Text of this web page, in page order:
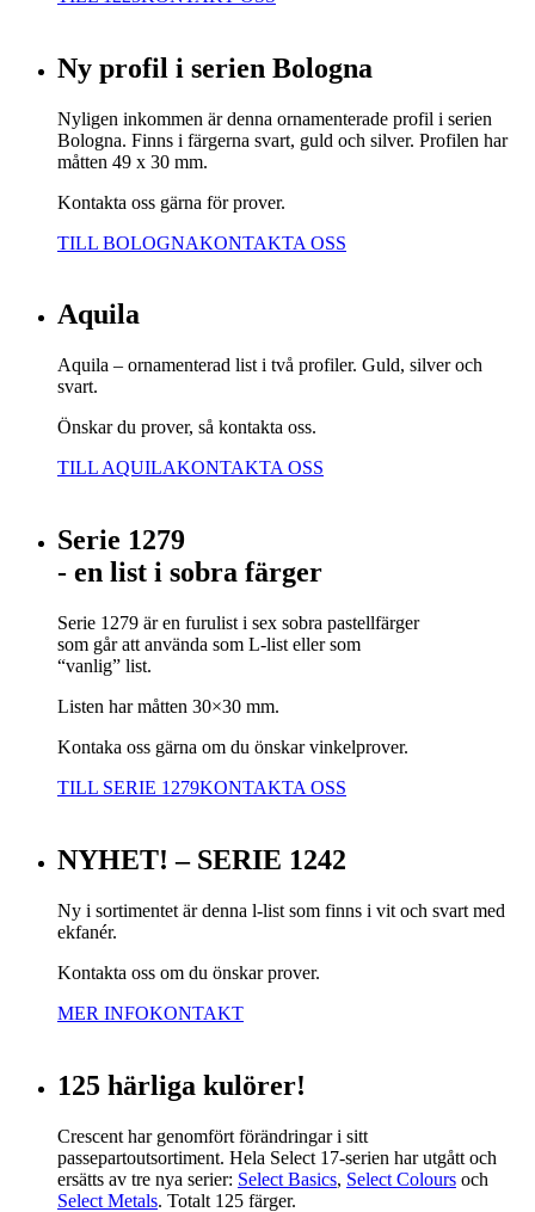
Ny profil i serien Bologna
Nyligen inkommen är denna ornamenterade profil i serien
Bologna. Finns i färgerna svart, guld och silver. Profilen har
måtten 49 x 30 mm.
Kontakta oss gärna för prover.
TILL BOLOGNAKONTAKTA OSS
Aquila
Aquila – ornamenterad list i två profiler. Guld, silver och
svart.
Önskar du prover, så kontakta oss.
TILL AQUILAKONTAKTA OSS
Serie 1279
- en list i sobra färger
Serie 1279 är en furulist i sex sobra pastellfärger
som går att använda som L-list eller som
“vanlig” list.
Listen har måtten 30×30 mm.
Kontaka oss gärna om du önskar vinkelprover.
TILL SERIE 1279KONTAKTA OSS
NYHET! – SERIE 1242
Ny i sortimentet är denna l-list som finns i vit och svart med
ekfanér.
Kontakta oss om du önskar prover.
MER INFOKONTAKT
125 härliga kulörer!
Crescent har genomfört förändringar i sitt
passepartoutsortiment. Hela Select 17-serien har utgått och
ersätts av tre nya serier: Select Basics, Select Colours och
Select Metals. Totalt 125 färger.